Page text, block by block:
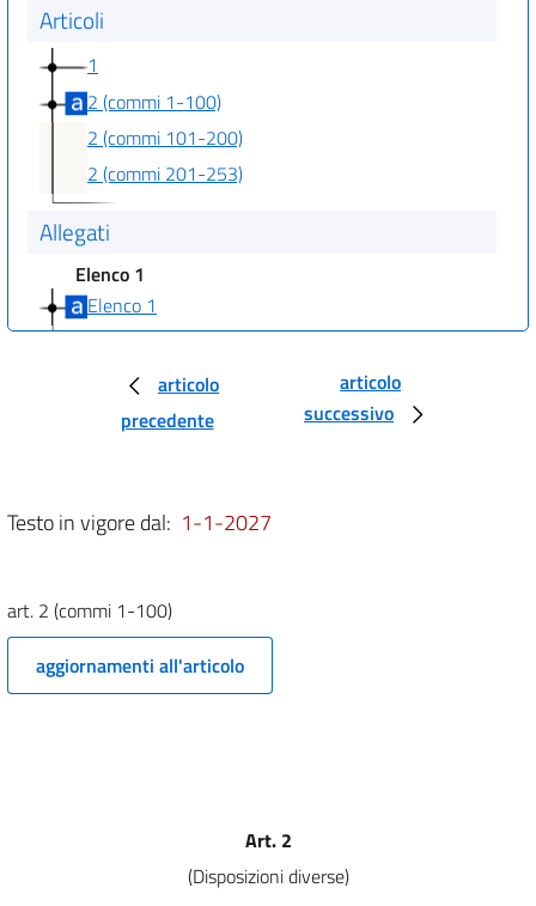
Articoli
1
2 (commi 1-100)
2 (commi 101-200)
2 (commi 201-253)
Allegati
Elenco 1
Elenco 1
Prospetto
Bilancio
Tabella A
Tabella C
Tabella E
articolo
precedente
articolo
successivo
Testo in vigore dal: 1-1-2027
art. 2 (commi 1-100)
aggiornamenti all'articolo
Art. 2
(Disposizioni diverse)